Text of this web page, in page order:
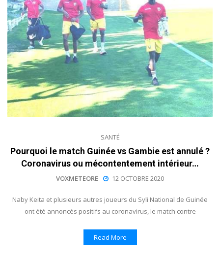
SANTÉ
Pourquoi le match Guinée vs Gambie est annulé ?
Coronavirus ou mécontentement intérieur…
VOXMETEORE 12 OCTOBRE 2020
Naby Keita et plusieurs autres joueurs du Syli National de Guinée
ont été annoncés positifs au coronavirus, le match contre
Read More